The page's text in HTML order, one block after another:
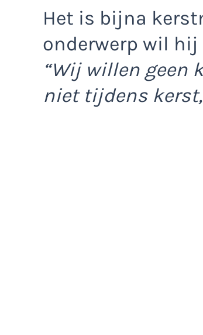
Het is bijna
onderwerp wil hij
“Wij willen geen
niet tijdens